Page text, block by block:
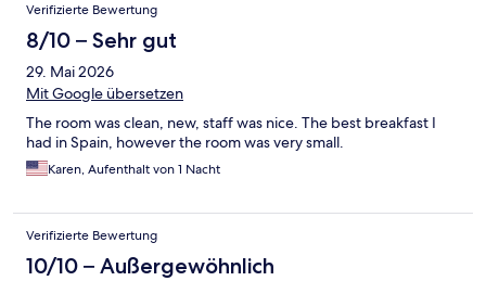
Verifizierte Bewertung
8/10 – Sehr gut
29. Mai 2026
Mit Google übersetzen
The room was clean, new, staff was nice. The best breakfast I
had in Spain, however the room was very small.
Karen, Aufenthalt von 1 Nacht
Verifizierte Bewertung
10/10 – Außergewöhnlich